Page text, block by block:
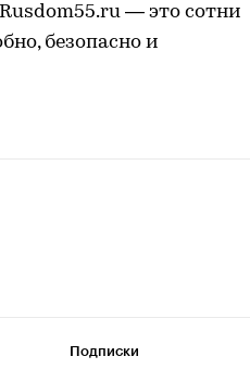
— это сотни
безопасно и
Подписки